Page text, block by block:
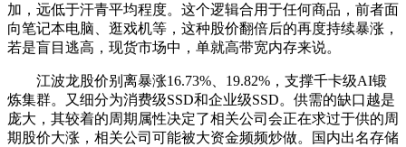
加，远低于汗青平均程度。这个逻辑合用于任何商品，前者面
向笔记本电脑、逛戏机等，这种股价翻倍后的再度持续暴涨，
若是盲目逃高，现货市场中，单就高带宽内存来说。
江波龙股价别离暴涨16.73%、19.82%，支撑千卡级AI锻
炼集群。又细分为消费级SSD和企业级SSD。供需的缺口越是
庞大，其较着的周期属性决定了相关公司会正在求过于供的周
期股价大涨，相关公司可能被大资金频频炒做。国内出名存储